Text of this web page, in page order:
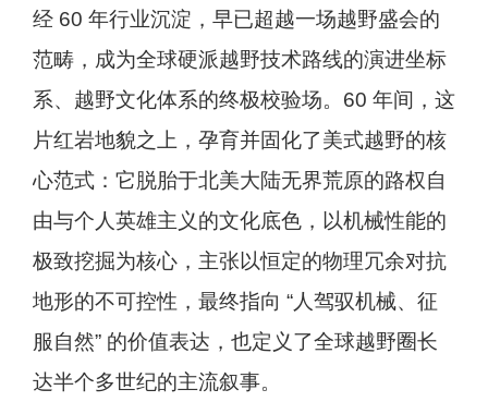
经 60 年行业沉淀，早已超越一场越野盛会的
范畴，成为全球硬派越野技术路线的演进坐标
系、越野文化体系的终极校验场。60 年间，这
片红岩地貌之上，孕育并固化了美式越野的核
心范式：它脱胎于北美大陆无界荒原的路权自
由与个人英雄主义的文化底色，以机械性能的
极致挖掘为核心，主张以恒定的物理冗余对抗
地形的不可控性，最终指向 “人驾驭机械、征
服自然” 的价值表达，也定义了全球越野圈长
达半个多世纪的主流叙事。